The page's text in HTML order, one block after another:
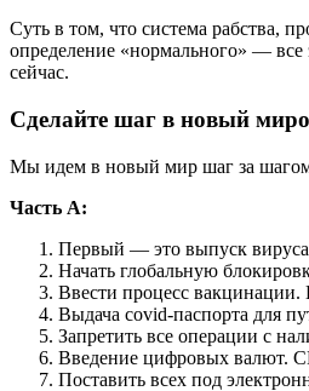
Суть в том, что система рабства,
определение «нормального» — все
сейчас.
Сделайте шаг в новый
Мы идем в новый мир шаг за шагом.
Часть А:
Первый — это выпуск
Начать глобальную
Ввести процесс вакцинации.
Выдача covid-паспорта для
Запретить все операции с
Введение цифровых валют.
Поставить всех под